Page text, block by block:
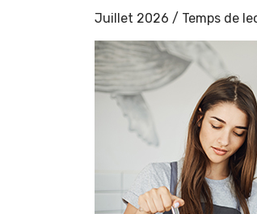
Juillet 2026 / Temps de